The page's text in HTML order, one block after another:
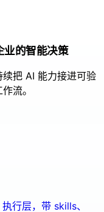
业的智能决策
把 AI 能力接进可验
流。
行层，带 skills、